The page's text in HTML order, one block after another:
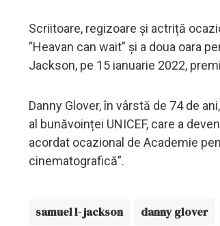
Scriitoare, regizoare și actriță
”Heavan can wait” și a doua oara
Jackson, pe 15 ianuarie 2022,
Danny Glover, în vârstă de 74 de
al bunăvoinței UNICEF, care a
acordat ocazional de Academie
cinematografică”.
samuel l- jackson danny glover